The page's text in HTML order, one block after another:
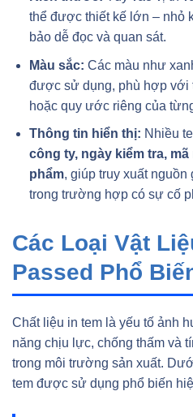
thể được thiết kế lớn – nhỏ
bảo dễ đọc và quan sát.
Màu sắc: Các màu như
được sử dụng, phù hợp với
hoặc quy ước riêng của
Thông tin hiển thị: Nhiều
công ty, ngày kiểm tra,
phẩm, giúp truy xuất nguồn
trong trường hợp có sự cố
Các Loại Vật
Passed Phổ
Chất liệu in tem là yếu tố ảnh
năng chịu lực, chống thấm và
trong môi trường sản xuất.
tem được sử dụng phổ biến